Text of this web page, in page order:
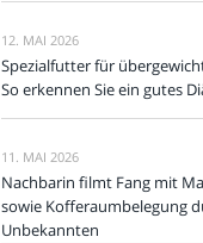
12. MAI 2026
Spezialfutter für
So erkennen Sie ein gutes
11. MAI 2026
Nachbarin filmt Fang mit
sowie Kofferaumbelegung
Unbekannten